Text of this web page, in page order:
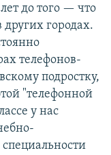
до того — что
городах.
телефонов-
подростку,
"телефонной
у нас